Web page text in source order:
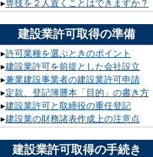
▸専技を２人置くことはできますか？
建設業許可取得の準備
▸許可業種を選ぶときのポイント
▸建設業許可を前提とした会社設立
▸兼業建設事業者の建設業許可申請
▸定款、登記簿謄本「目的」の書き方
▸建設業許可と取締役の重任登記
▸建設業の財務諸表作成上の注意点
建設業許可取得の手続き